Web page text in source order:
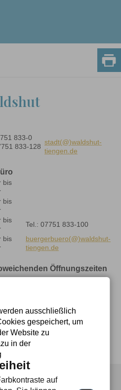
833-0
833-128
stadt(@)waldshut-
tiengen.de
bis
bis
bis
Tel.: 07751 833-100
bis
buergerbuero(@)waldshut-
tiengen.de
Öffnungszeiten
ausschließlich
gespeichert, um
Website zu
in der
auf